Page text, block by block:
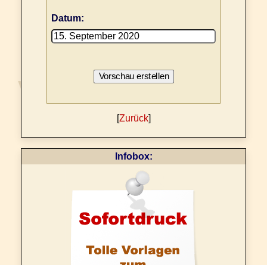
Datum:
[Zurück]
Infobox: